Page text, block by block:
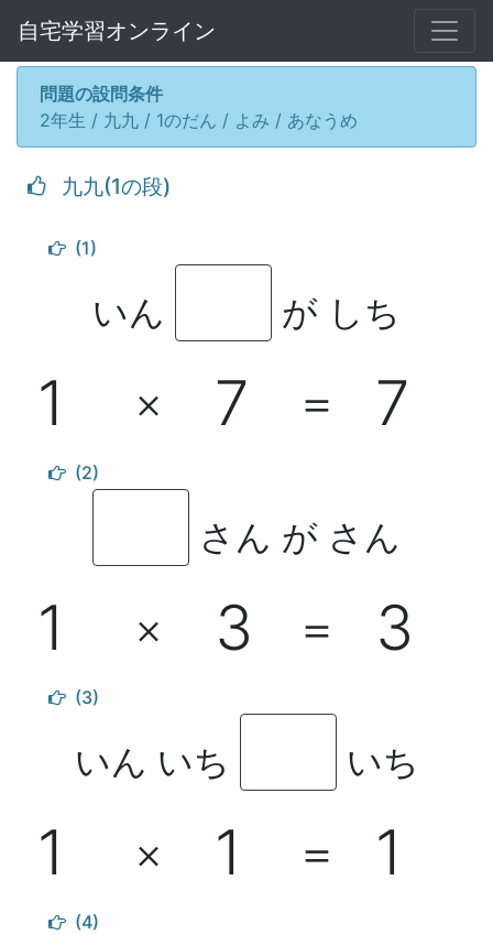
自宅学習オンライン
問題の設問条件
2年生 / 九九 / 1のだん / よみ / あなうめ
九九(1の段)
(1)
いん が しち
1 × 7 ＝ 7
(2)
さん が さん
1 × 3 ＝ 3
(3)
いん いち いち
1 × 1 ＝ 1
(4)